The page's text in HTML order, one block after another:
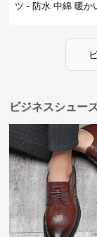
ツ - 防水 中綿 暖か
ビジネスシュー